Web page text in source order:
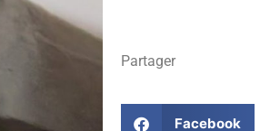
Partager
Facebook